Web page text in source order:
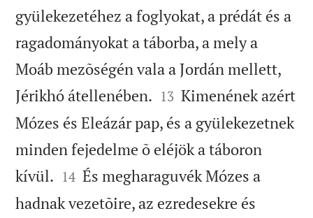
gyülekezetéhez a foglyokat, a prédát és a
ragadományokat a táborba, a mely a
Moáb mezõségén vala a Jordán mellett,
Jérikhó átellenében. 

13 Kimenének azért
Mózes és Eleázár pap, és a gyülekezetnek
minden fejedelme õ eléjök a táboron
kívül. 

14 És megharaguvék Mózes a
hadnak vezetõire, az ezredesekre és